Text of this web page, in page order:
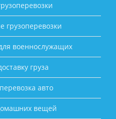
грузоперевозки
военнослужащих
груза
авто
вещей